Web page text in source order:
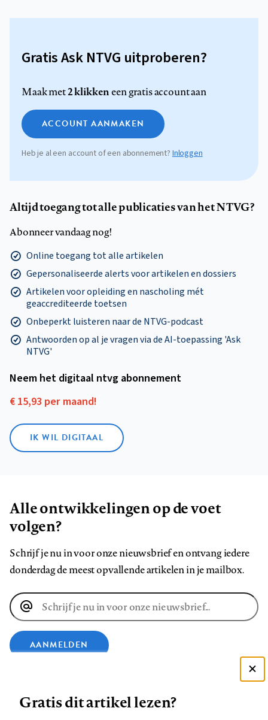
Gratis Ask NTVG uitproberen?
Maak met2 klikkeneen gratis account aan
ACCOUNT AANMAKEN
Heb je al een account of een abonnement? Inloggen
Altijd toegang tot alle publicaties van het NTVG?
Abonneer vandaag nog!
Online toegang tot alle artikelen
Gepersonaliseerde alerts voor artikelen en dossiers
Artikelen voor opleiding en nascholing mét
geaccrediteerde toetsen
Onbeperkt luisteren naar de NTVG-podcast
Antwoorden op al je vragen via de AI-toepassing 'Ask
NTVG'
Neem het digitaal ntvg abonnement
€ 15,93 per maand!
IK WIL DIGITAAL
Alle ontwikkelingen op de voet
volgen?
Schrijf je nu in voor onze nieuwsbrief en ontvang iedere
donderdag de meest opvallende artikelen in je mailbox.
E-
mailadres
AANMELDEN
Zie onze cookie policy
Gratis dit artikel lezen?